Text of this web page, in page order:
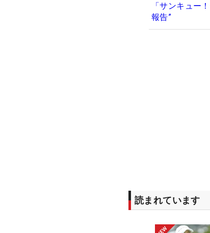
「サンキュー
報告”
読まれています